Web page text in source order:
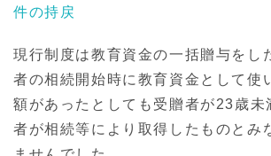
件の持戻
現行制度は教育資金の一括贈与をし
者の相続開始時に教育資金として使
額があったとしても受贈者が23歳未
者が相続等により取得したものとみ